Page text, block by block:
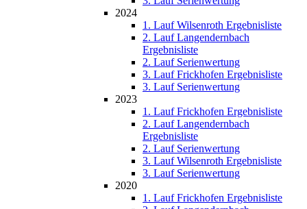
2024
1. Lauf Wilsenroth Ergebnisliste
2. Lauf Langendernbach
Ergebnisliste
2. Lauf Serienwertung
3. Lauf Frickhofen Ergebnisliste
3. Lauf Serienwertung
2023
1. Lauf Frickhofen Ergebnisliste
2. Lauf Langendernbach
Ergebnisliste
2. Lauf Serienwertung
3. Lauf Wilsenroth Ergebnisliste
3. Lauf Serienwertung
2020
1. Lauf Frickhofen Ergebnisliste